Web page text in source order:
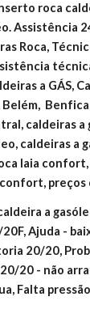
roca
Assistência
Roca,
a GÁS,
caldeiras
caldeiras a
laia
preços
a
Ajuda -
20/20,
20 - não
Falta